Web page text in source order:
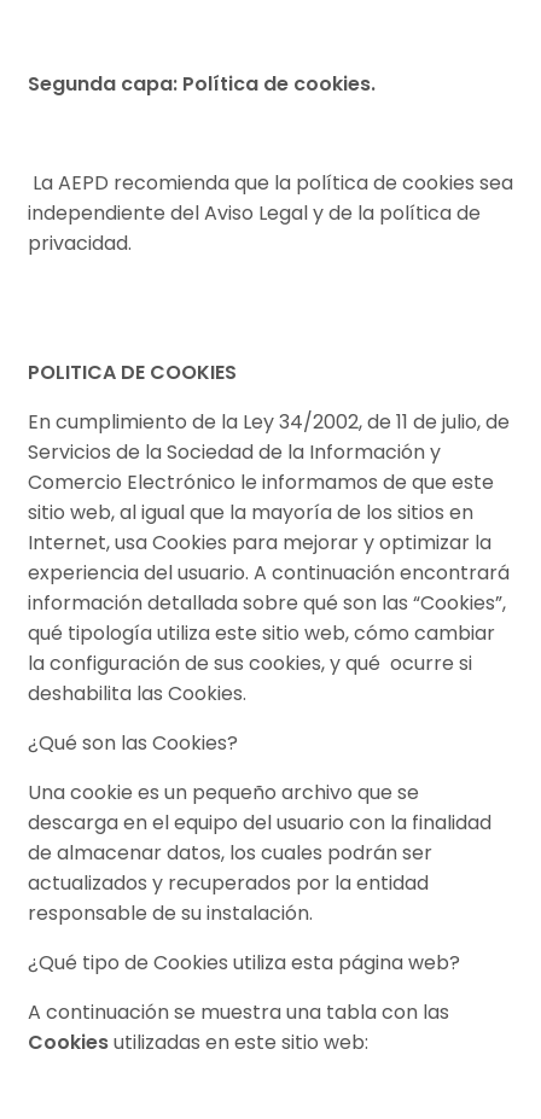
Segunda capa: Política de cookies.
La AEPD recomienda que la política de cookies sea
independiente del Aviso Legal y de la política de
privacidad.
POLITICA DE COOKIES
En cumplimiento de la Ley 34/2002, de 11 de julio, de
Servicios de la Sociedad de la Información y
Comercio Electrónico le informamos de que este
sitio web, al igual que la mayoría de los sitios en
Internet, usa Cookies para mejorar y optimizar la
experiencia del usuario. A continuación encontrará
información detallada sobre qué son las “Cookies”,
qué tipología utiliza este sitio web, cómo cambiar
la configuración de sus cookies, y qué ocurre si
deshabilita las Cookies.
¿Qué son las Cookies?
Una cookie es un pequeño archivo que se
descarga en el equipo del usuario con la finalidad
de almacenar datos, los cuales podrán ser
actualizados y recuperados por la entidad
responsable de su instalación.
¿Qué tipo de Cookies utiliza esta página web?
A continuación se muestra una tabla con las
Cookiesutilizadas en este sitio web: